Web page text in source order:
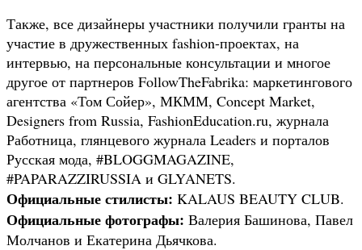
Также, все дизайнеры участники получили гранты на
участие в дружественных fashion-проектах, на
интервью, на персональные консультации и многое
другое от партнеров FollowTheFabrika: маркетингового
агентства «Том Сойер», МКММ, Concept Market,
Designers from Russia, FashionEducation.ru, журнала
Работница, глянцевого журнала Leaders и порталов
Русская мода, #BLOGGMAGAZINE,
#PAPARAZZIRUSSIA и GLYANETS.
Официальные стилисты: KALAUS BEAUTY CLUB.
Официальные фотографы: Валерия Башинова, Павел
Молчанов и Екатерина Дьячкова.